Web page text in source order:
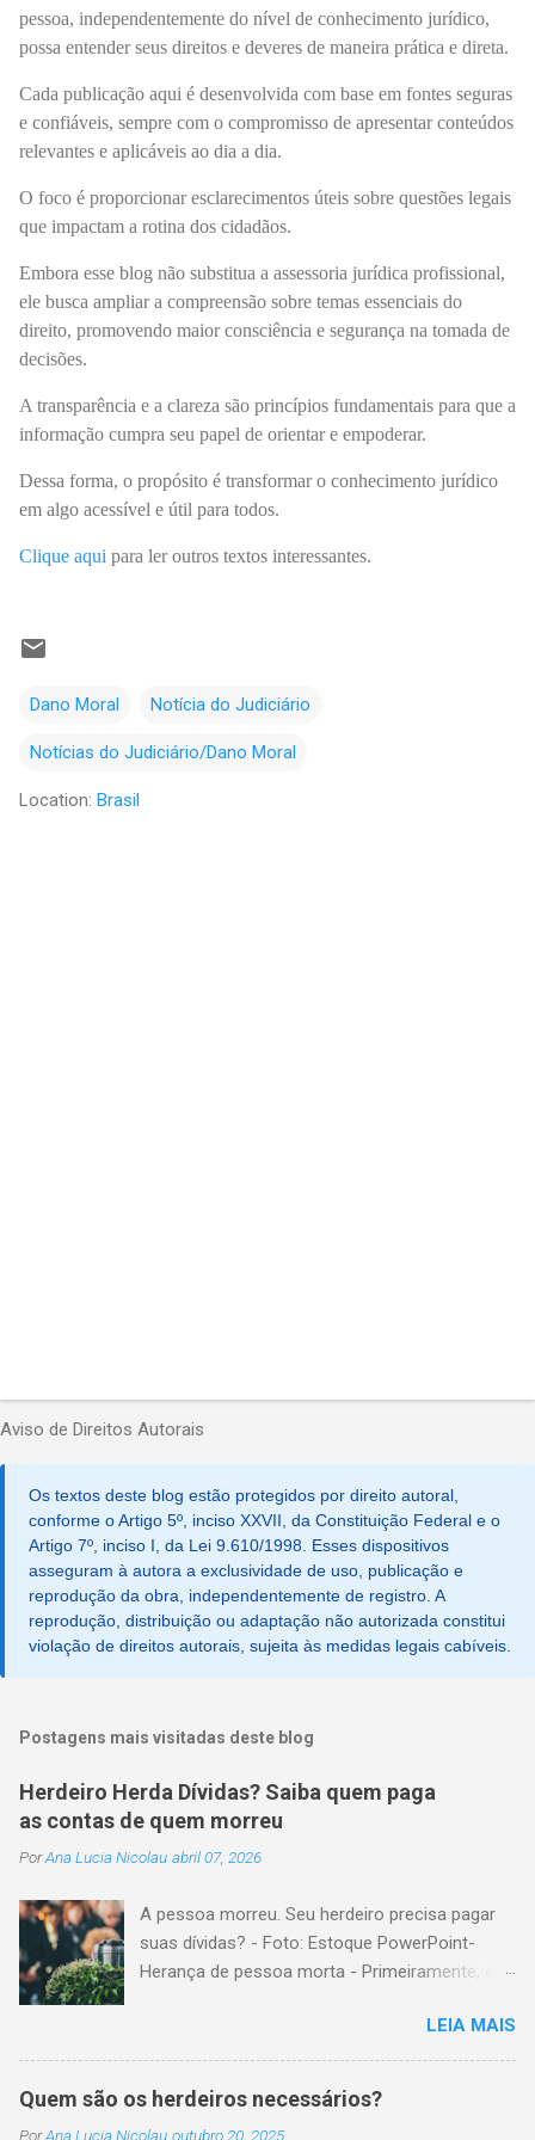
pessoa, independentemente do nível de conhecimento jurídico,
possa entender seus direitos e deveres de maneira prática e direta.
Cada publicação aqui é desenvolvida com base em fontes seguras
e confiáveis, sempre com o compromisso de apresentar conteúdos
relevantes e aplicáveis ao dia a dia.
O foco é proporcionar esclarecimentos úteis sobre questões legais
que impactam a rotina dos cidadãos.
Embora esse blog não substitua a assessoria jurídica profissional,
ele busca ampliar a compreensão sobre temas essenciais do
direito, promovendo maior consciência e segurança na tomada de
decisões.
A transparência e a clareza são princípios fundamentais para que a
informação cumpra seu papel de orientar e empoderar.
Dessa forma, o propósito é transformar o conhecimento jurídico
em algo acessível e útil para todos.
Clique aqui para ler outros textos interessantes.
Dano Moral Notícia do Judiciário
Notícias do Judiciário/Dano Moral
Location: Brasil
Aviso de Direitos Autorais
Os textos deste blog estão protegidos por direito autoral,
conforme o Artigo 5º, inciso XXVII, da Constituição Federal e o
Artigo 7º, inciso I, da Lei 9.610/1998. Esses dispositivos
asseguram à autora a exclusividade de uso, publicação e
reprodução da obra, independentemente de registro. A
reprodução, distribuição ou adaptação não autorizada constitui
violação de direitos autorais, sujeita às medidas legais cabíveis.
Postagens mais visitadas deste blog
Herdeiro Herda Dívidas? Saiba quem paga
as contas de quem morreu
PorAna Lucia Nicolau abril 07, 2026
A pessoa morreu. Seu herdeiro precisa pagar
suas dívidas? - Foto: Estoque PowerPoint-
Herança de pessoa morta - Primeiramente, é
formado pelos elementos, para transmissão
aos sucessores. Esses elementos são: A)
positivos; ou seja, com importância monetária,
LEIA MAIS
Quem são os herdeiros necessários?
PorAna Lucia Nicolau outubro 20, 2025